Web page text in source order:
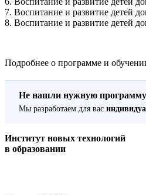
7. Воспитание и развитие детей
8. Воспитание и развитие детей
Подробнее о программе и
Не нашли нужную
Мы разработаем для вас
Институт новых технологий
в образовании